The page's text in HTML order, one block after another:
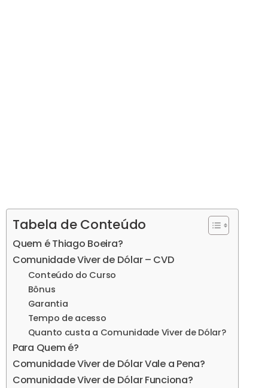
Tabela de Conteúdo
Quem é Thiago Boeira?
Comunidade Viver de Dólar – CVD
Conteúdo do Curso
Bônus
Garantia
Tempo de acesso
Quanto custa a Comunidade Viver de Dólar?
Para Quem é?
Comunidade Viver de Dólar Vale a Pena?
Comunidade Viver de Dólar Funciona?